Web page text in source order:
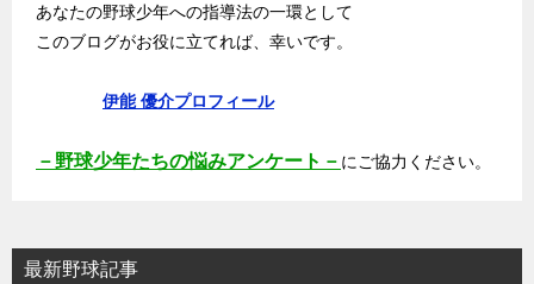
あなたの野球少年への指導法の一環として
このブログがお役に立てれば、幸いです。
伊能 優介プロフィール
－野球少年たちの悩みアンケート－ にご協力ください。
最新野球記事